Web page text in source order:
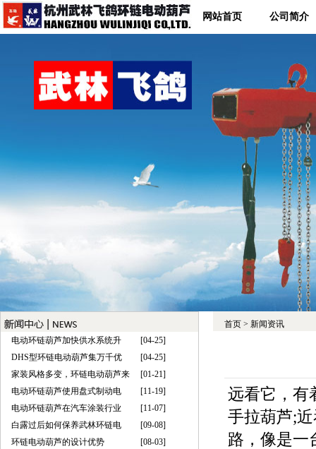
网站首页 公司简介
电动环链葫芦加快供水系统升
[04-25]
DHS型环链电动葫芦集万千优
[04-25]
家装风格多变，环链电动葫芦来
[01-21]
电动环链葫芦使用盘式制动电
[11-19]
电动环链葫芦在汽车涂装行业
[11-07]
白露过后如何保养武林环链电
[09-08]
环链电动葫芦的设计优势
[08-03]
首页 > 新闻资讯
远看它，有
手拉葫芦;
路，像是一